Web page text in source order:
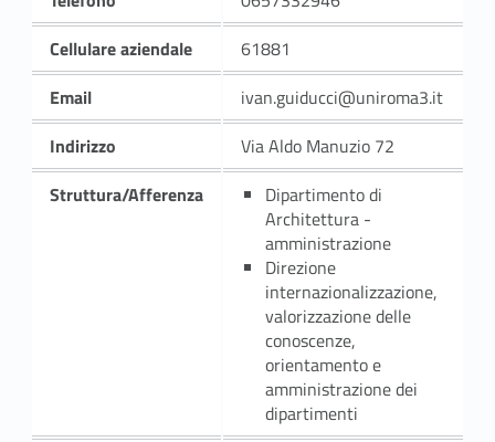
Cellulare aziendale
61881
Email
ivan.guiducci@uniroma3.it
Indirizzo
Via Aldo Manuzio 72
Struttura/Afferenza
Dipartimento di
Architettura -
amministrazione
Direzione
internazionalizzazione,
valorizzazione delle
conoscenze,
orientamento e
amministrazione dei
dipartimenti